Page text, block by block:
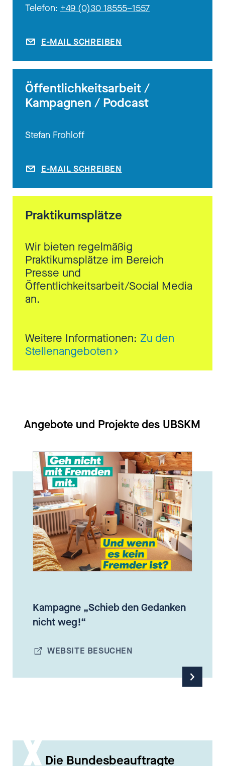
Telefon: +49 (0)30 18555–1557
E-MAIL SCHREIBEN
Öffentlichkeitsarbeit /
Kampagnen / Podcast
Stefan Frohloff
E-MAIL SCHREIBEN
Praktikumsplätze
Wir bieten regelmäßig
Praktikumsplätze im Bereich
Presse und
Öffentlichkeitsarbeit/Social Media
an.
Weitere Informationen: Zu den
Stellenangeboten
Angebote und Projekte des UBSKM
Kampagne „Schieb den Gedanken
nicht weg!“
WEBSITE BESUCHEN
Die Bundesbeauftragte